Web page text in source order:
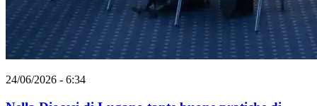
24/06/2026 - 6:34